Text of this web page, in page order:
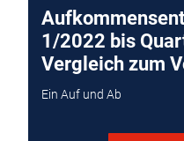
1/2022 bis
Vergleich zum
Ein Auf und Ab